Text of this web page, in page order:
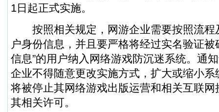
1日起正式实施。
按照相关规定，网游企业需要按照流程
户身份信息，并且要严格将经过实名验证被
信息”的用户纳入网络游戏防沉迷系统。通
企业不得随意更改实施方式，扩大或缩小
将被停止其网络游戏出版运营和相关互联
其相关许可。